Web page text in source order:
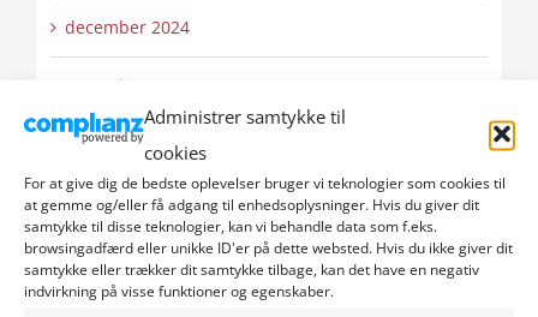
Administrer samtykke til
cookies
For at give dig de bedste oplevelser bruger vi teknologier som cookies til
at gemme og/eller få adgang til enhedsoplysninger. Hvis du giver dit
samtykke til disse teknologier, kan vi behandle data som f.eks.
browsingadfærd eller unikke ID'er på dette websted. Hvis du ikke giver dit
samtykke eller trækker dit samtykke tilbage, kan det have en negativ
indvirkning på visse funktioner og egenskaber.
december 2024
november 2024
oktober 2024
september 2024
august 2024